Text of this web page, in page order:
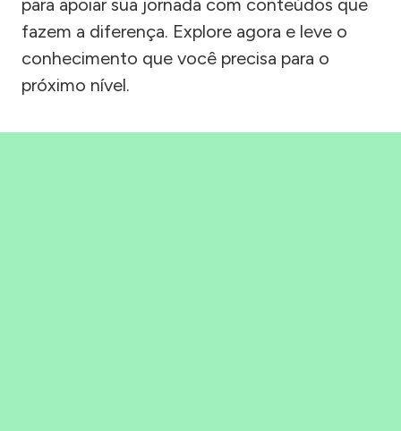
fazem a diferença. Explore agora e leve o
conhecimento que você precisa para o
próximo nível.